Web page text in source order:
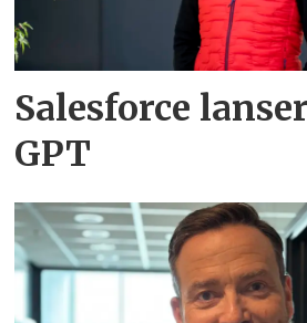
Salesforce
GPT